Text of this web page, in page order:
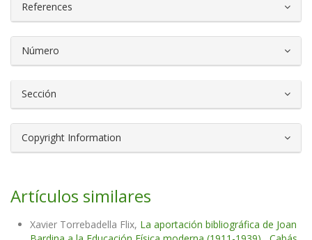
References
Número
Sección
Copyright Information
Artículos similares
Xavier Torrebadella Flix, La aportación bibliográfica de Joan